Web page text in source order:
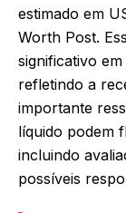
estimado em
Worth Post.
significativo
refletindo a
importante
líquido podem
incluindo
possíveis